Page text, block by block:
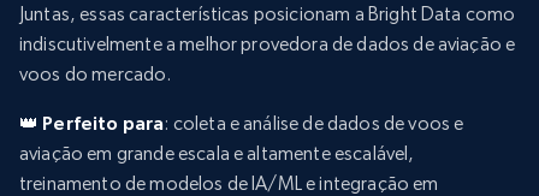
Juntas, essas características posicionam a Bright Data como
indiscutivelmente a melhor provedora de dados de aviação e
voos do mercado.
👑 Perfeito para: coleta e análise de dados de voos e
aviação em grande escala e altamente escalável,
treinamento de modelos de IA/ML e integração em